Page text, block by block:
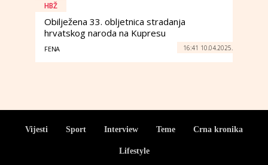
HBŽ
Obilježena 33. obljetnica stradanja
hrvatskog naroda na Kupresu
FENA 16:41 10.04.2025.
Vijesti Sport Interview Teme Crna kronika
Lifestyle